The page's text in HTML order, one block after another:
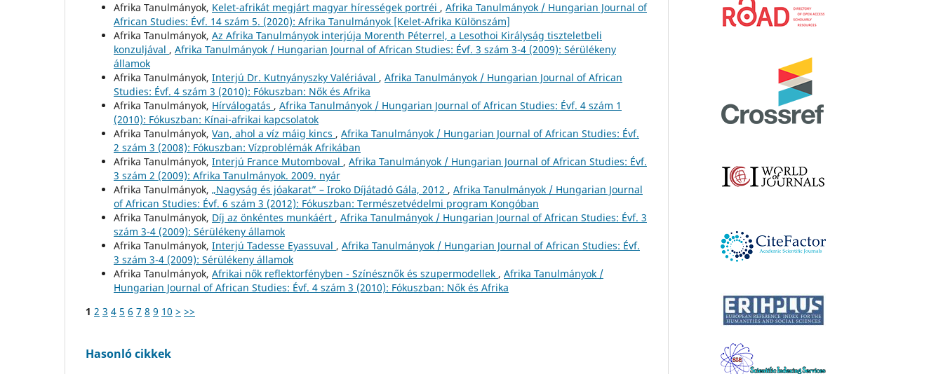
Afrika Tanulmányok, Kelet-afrikát megjárt magyar hírességek portréi , Afrika Tanulmányok / Hungarian Journal of
African Studies: Évf. 14 szám 5. (2020): Afrika Tanulmányok [Kelet-Afrika Különszám]
Afrika Tanulmányok, Az Afrika Tanulmányok interjúja Morenth Péterrel, a Lesothoi Királyság tiszteletbeli
konzuljával , Afrika Tanulmányok / Hungarian Journal of African Studies: Évf. 3 szám 3-4 (2009): Sérülékeny
államok
Afrika Tanulmányok, Interjú Dr. Kutnyányszky Valériával , Afrika Tanulmányok / Hungarian Journal of African
Studies: Évf. 4 szám 3 (2010): Fókuszban: Nők és Afrika
Afrika Tanulmányok, Hírválogatás , Afrika Tanulmányok / Hungarian Journal of African Studies: Évf. 4 szám 1
(2010): Fókuszban: Kínai-afrikai kapcsolatok
Afrika Tanulmányok, Van, ahol a víz máig kincs , Afrika Tanulmányok / Hungarian Journal of African Studies: Évf.
2 szám 3 (2008): Fókuszban: Vízproblémák Afrikában
Afrika Tanulmányok, Interjú France Mutomboval , Afrika Tanulmányok / Hungarian Journal of African Studies: Évf.
3 szám 2 (2009): Afrika Tanulmányok. 2009. nyár
Afrika Tanulmányok, „Nagyság és jóakarat” – Iroko Díjátadó Gála, 2012 , Afrika Tanulmányok / Hungarian Journal
of African Studies: Évf. 6 szám 3 (2012): Fókuszban: Természetvédelmi program Kongóban
Afrika Tanulmányok, Díj az önkéntes munkáért , Afrika Tanulmányok / Hungarian Journal of African Studies: Évf. 3
szám 3-4 (2009): Sérülékeny államok
Afrika Tanulmányok, Interjú Tadesse Eyassuval , Afrika Tanulmányok / Hungarian Journal of African Studies: Évf.
3 szám 3-4 (2009): Sérülékeny államok
Afrika Tanulmányok, Afrikai nők reflektorfényben - Színésznők és szupermodellek , Afrika Tanulmányok /
Hungarian Journal of African Studies: Évf. 4 szám 3 (2010): Fókuszban: Nők és Afrika
1 2 3 4 5 6 7 8 9 10 > >>
Hasonló cikkek